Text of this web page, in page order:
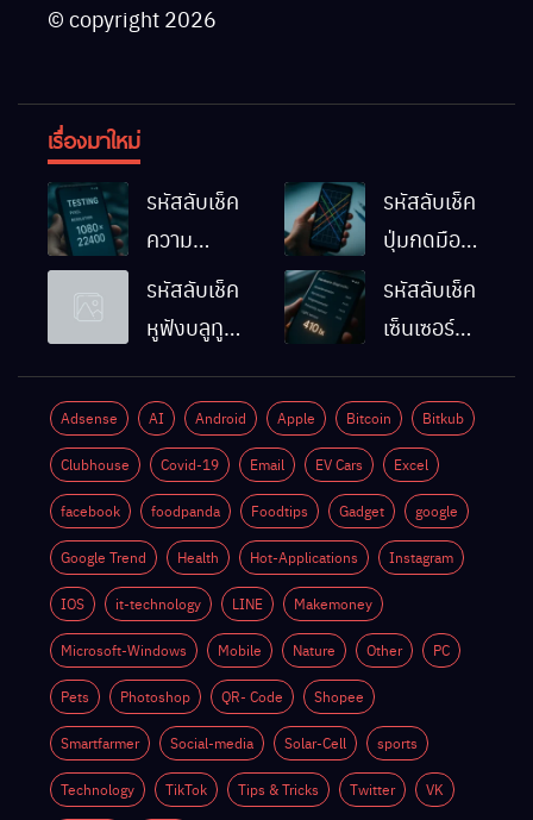
© copyright 2026
เรื่องมาใหม่
รหัสลับเช็ค
ความ
ละเอียดหน้า
จอมือถือ
รหัสลับเช็ค
ปุ่มกดมือถือ
Android
ทำงานปกติ
รหัสลับเช็ค
หูฟังบลูทูธ
Android
ด้วยตัวเอง
รหัสลับเช็ค
เซ็นเซอร์
Android
ทำงานปกติ
ไหม
Adsense AI Android Apple Bitcoin Bitkub
Clubhouse Covid-19 Email EV Cars Excel
facebook foodpanda Foodtips Gadget google
Google Trend Health Hot-Applications Instagram
IOS it-technology LINE Makemoney
Microsoft-Windows Mobile Nature Other PC
Pets Photoshop QR- Code Shopee
Smartfarmer Social-media Solar-Cell sports
Technology TikTok Tips & Tricks Twitter VK